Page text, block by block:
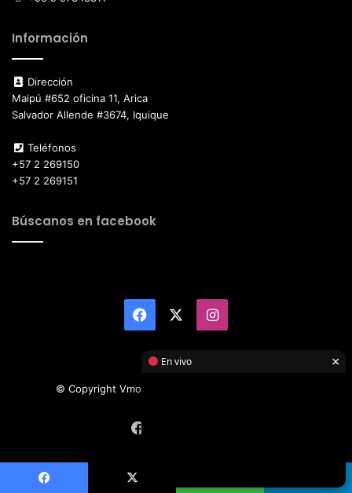
Información
Dirección
Maipú #652 oficina 11, Arica
Salvador Allende #3674, Iquique
Teléfonos
+57 2 269150
+57 2 269151
Búscanos en facebook
Facebook Instagram
© Copyright Vmotor TI 2026, All Rights Reserved
En vivo ×